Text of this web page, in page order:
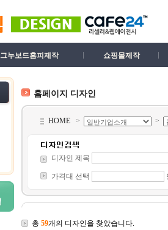
그누보드홈피제작 쇼핑몰제작
홈페이지 디자인
HOME > >
디자인 제목
가격대 선택
총 59개의 디자인을 찾았습니다.